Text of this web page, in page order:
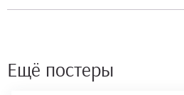
Ещё постеры